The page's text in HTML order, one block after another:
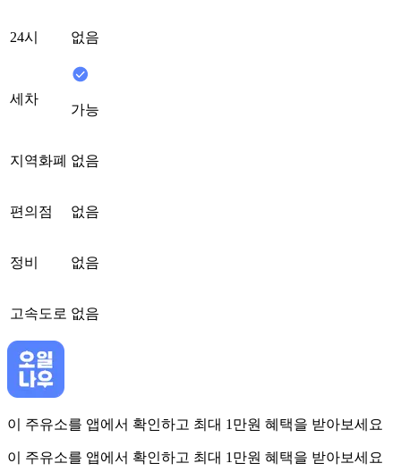
24시 없음
세차
가능
지역화폐 없음
편의점 없음
정비 없음
고속도로 없음
이 주유소를 앱에서 확인하고 최대 1만원 혜택을 받아보세요
이 주유소를 앱에서 확인하고 최대 1만원 혜택을 받아보세요